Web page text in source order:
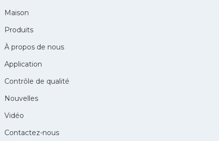
Maison
Produits
À propos de nous
Application
Contrôle de qualité
Nouvelles
Vidéo
Contactez-nous